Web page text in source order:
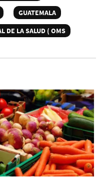
GUATEMALA
DE LA SALUD ( OMS